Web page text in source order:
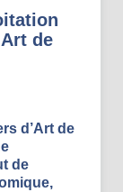
de
d’Art de
de